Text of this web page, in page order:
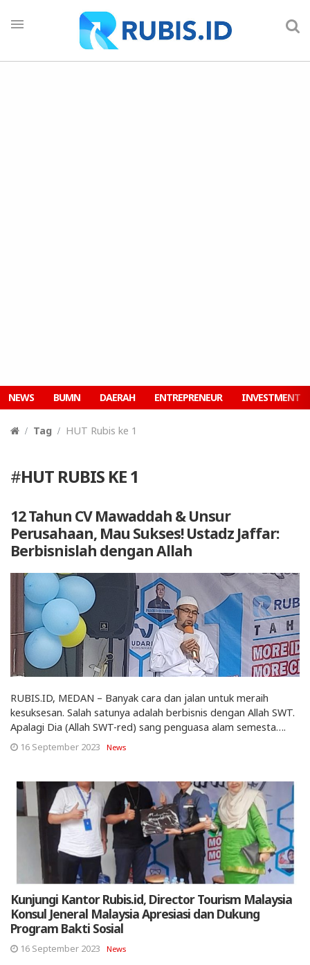
NEWS BUMN DAERAH ENTREPRENEUR INVESTMENT
Tag HUT Rubis ke 1
#HUT RUBIS KE 1
12 Tahun CV Mawaddah & Unsur
Perusahaan, Mau Sukses! Ustadz Jaffar:
Berbisnislah dengan Allah
RUBIS.ID, MEDAN – Banyak cara dan jalan untuk meraih
kesuksesan. Salah satunya adalah berbisnis dengan Allah SWT.
Apalagi Dia (Allah SWT-red) sang penguasa alam semesta….
16 September 2023 News
Kunjungi Kantor Rubis.id, Director Tourism Malaysia
Konsul Jeneral Malaysia Apresiasi dan Dukung
Program Bakti Sosial
16 September 2023 News